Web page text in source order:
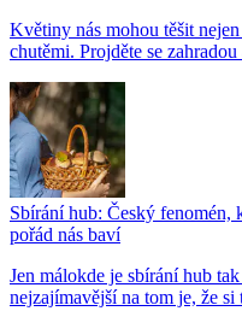
Květiny nás mohou těšit
chutěmi. Projděte se zahradou
Sbírání hub: Český fenomén,
pořád nás baví
Jen málokde je sbírání hub
nejzajímavější na tom je, že si